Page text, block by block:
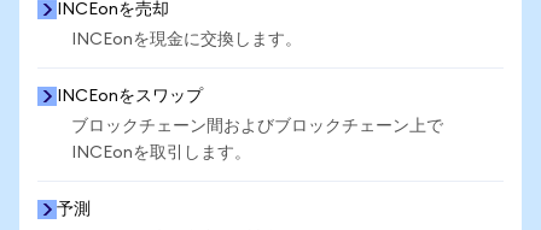
INCEonを売却
INCEonを現金に交換します。
INCEonをスワップ
ブロックチェーン間およびブロックチェーン上で
INCEonを取引します。
予測